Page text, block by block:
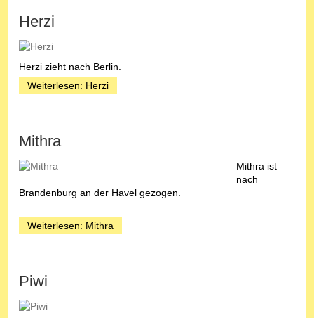
Herzi
Herzi zieht nach Berlin.
Weiterlesen: Herzi
Mithra
Mithra ist
nach
Brandenburg an der Havel gezogen.
Weiterlesen: Mithra
Piwi